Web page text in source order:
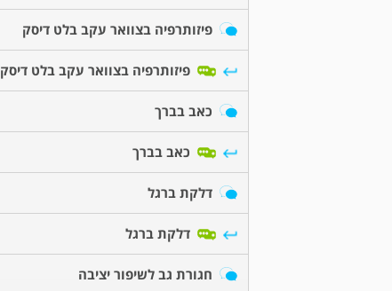
פיזותרפיה בצוואר עקב בלט דיסק
פיזותרפיה בצוואר עקב בלט דיסק
כאב בברך
כאב בברך
דלקת ברגל
דלקת ברגל
חגורת גב לשיפור יציבה